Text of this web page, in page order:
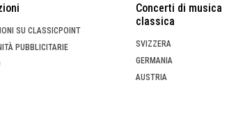
SU CLASSICPOINT
PUBBLICITARIE
Concerti di musica
classica
SVIZZERA
GERMANIA
AUSTRIA